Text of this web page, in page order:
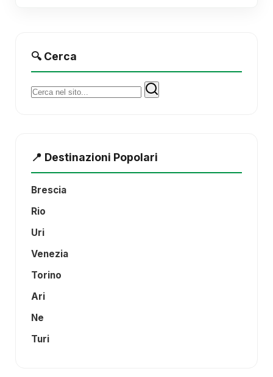
🔍 Cerca
Cerca:
📍 Destinazioni Popolari
Brescia
Rio
Uri
Venezia
Torino
Ari
Ne
Turi